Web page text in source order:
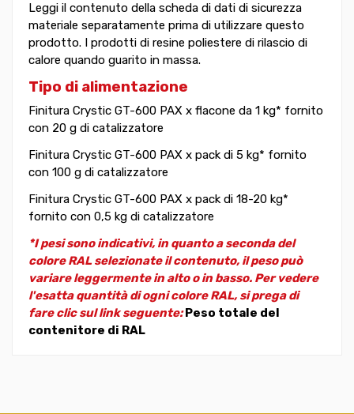
Leggi il contenuto della scheda di dati di sicurezza
materiale separatamente prima di utilizzare questo
prodotto. I prodotti di resine poliestere di rilascio di
calore quando guarito in massa.
Tipo di alimentazione
Finitura Crystic GT-600 PAX x flacone da 1 kg* fornito
con 20 g di catalizzatore
Finitura Crystic GT-600 PAX x pack di 5 kg* fornito
con 100 g di catalizzatore
Finitura Crystic GT-600 PAX x pack di 18-20 kg*
fornito con 0,5 kg di catalizzatore
*I pesi sono indicativi, in quanto a seconda del
colore RAL selezionate il contenuto, il peso può
variare leggermente in alto o in basso. Per vedere
l'esatta quantità di ogni colore RAL, si prega di
fare clic sul link seguente:Peso totale del
contenitore di RAL